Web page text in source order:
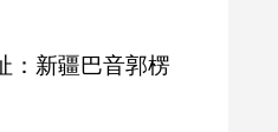
：新疆巴音郭楞